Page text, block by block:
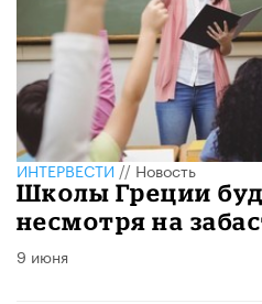
ИНТЕРВЕСТИ// Новость
Школы Греции
несмотря на
9 июня